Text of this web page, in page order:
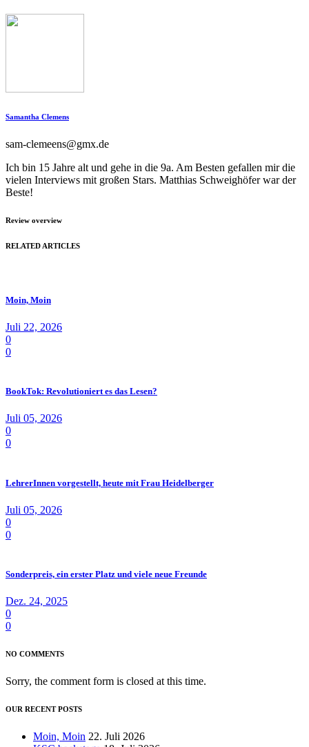
Samantha Clemens
sam-clemeens@gmx.de
Ich bin 15 Jahre alt und gehe in die 9a. Am Besten gefallen mir die
vielen Interviews mit großen Stars. Matthias Schweighöfer war der
Beste!
Review overview
RELATED ARTICLES
Moin, Moin
Juli 22, 2026
0
0
BookTok: Revolutioniert es das Lesen?
Juli 05, 2026
0
0
LehrerInnen vorgestellt, heute mit Frau Heidelberger
Juli 05, 2026
0
0
Sonderpreis, ein erster Platz und viele neue Freunde
Dez. 24, 2025
0
0
NO COMMENTS
Sorry, the comment form is closed at this time.
OUR RECENT POSTS
Moin, Moin 22. Juli 2026